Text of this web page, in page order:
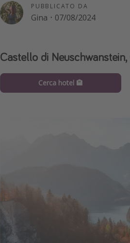
PUBBLICATO DA
Gina · 07/08/2024
Castello di
Cerca hotel 🏨